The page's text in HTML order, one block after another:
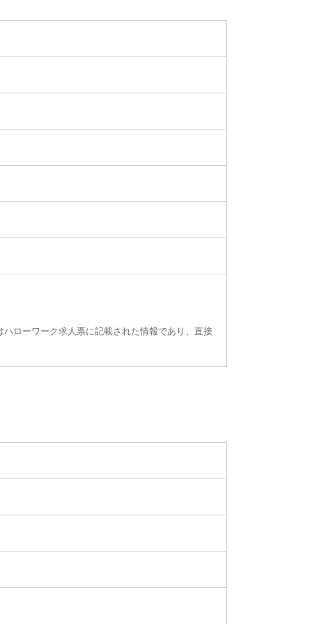
ローワーク求人票に記載された情報であり、直接